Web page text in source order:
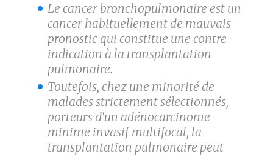
Le cancer bronchopulmonaire est un
cancer habituellement de mauvais
pronostic qui constitue une contre-
indication à la transplantation
pulmonaire.
Toutefois, chez une minorité de
malades strictement sélectionnés,
porteurs d'un adénocarcinome
minime invasif multifocal, la
transplantation pulmonaire peut